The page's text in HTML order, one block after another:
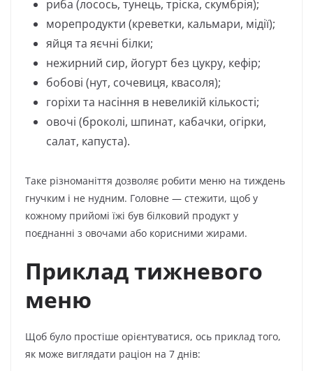
риба (лосось, тунець, тріска, скумбрія);
морепродукти (креветки, кальмари, мідії);
яйця та яєчні білки;
нежирний сир, йогурт без цукру, кефір;
бобові (нут, сочевиця, квасоля);
горіхи та насіння в невеликій кількості;
овочі (броколі, шпинат, кабачки, огірки,
салат, капуста).
Таке різноманіття дозволяє робити меню на тиждень
гнучким і не нудним. Головне — стежити, щоб у
кожному прийомі їжі був білковий продукт у
поєднанні з овочами або корисними жирами.
Приклад тижневого
меню
Щоб було простіше орієнтуватися, ось приклад того,
як може виглядати раціон на 7 днів: